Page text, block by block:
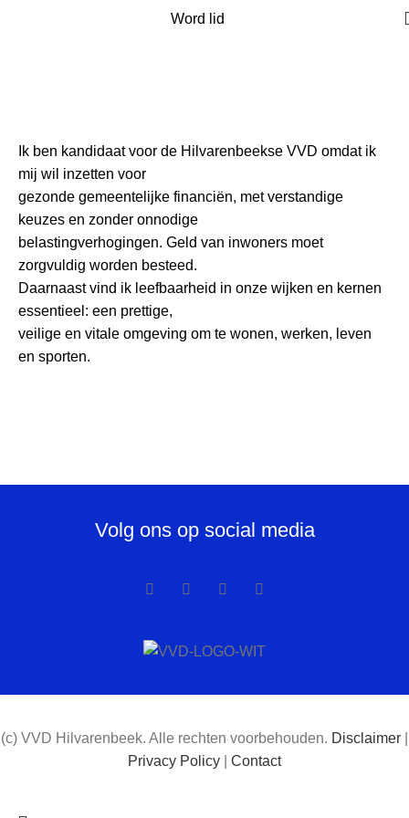
Word lid
Ik ben kandidaat voor de Hilvarenbeekse VVD omdat ik
mij wil inzetten voor
gezonde gemeentelijke financiën, met verstandige
keuzes en zonder onnodige
belastingverhogingen. Geld van inwoners moet
zorgvuldig worden besteed.
Daarnaast vind ik leefbaarheid in onze wijken en kernen
essentieel: een prettige,
veilige en vitale omgeving om te wonen, werken, leven
en sporten.
Volg ons op social media
(c) VVD Hilvarenbeek. Alle rechten voorbehouden. Disclaimer
Privacy Policy
Contact